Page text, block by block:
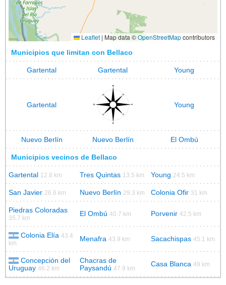
Leaflet | Map data ©OpenStreetMapcontributors
Municipios que limitan con Bellaco
Gartental Gartental Young
Gartental Young
Nuevo Berlín Nuevo Berlín El Ombú
Municipios vecinos de Bellaco
Gartental 12.8 km Tres Quintas 13.5 km Young 24.5 km
San Javier 26.6 km Nuevo Berlín 29.3 km Colonia Ofir 31 km
Piedras Coloradas
35.7 km
El Ombú 40.7 km Porvenir 42.5 km
Colonia Elía 43.4
km
Menafra 43.9 km Sacachispas 45.1 km
Concepción del
Uruguay 46.2 km
Chacras de
Paysandú 47.9 km
Casa Blanca 49 km